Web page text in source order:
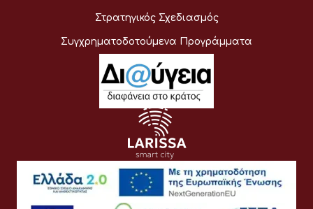
Στρατηγικός Σχεδιασμός
Συγχρηματοδοτούμενα Προγράμματα